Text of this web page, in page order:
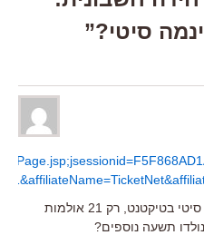
סיטי?”
על פי ספירת האולמות בדף סינמה סיטי בטיקטנט, רק 21 אולמות
תשעה נוספים?